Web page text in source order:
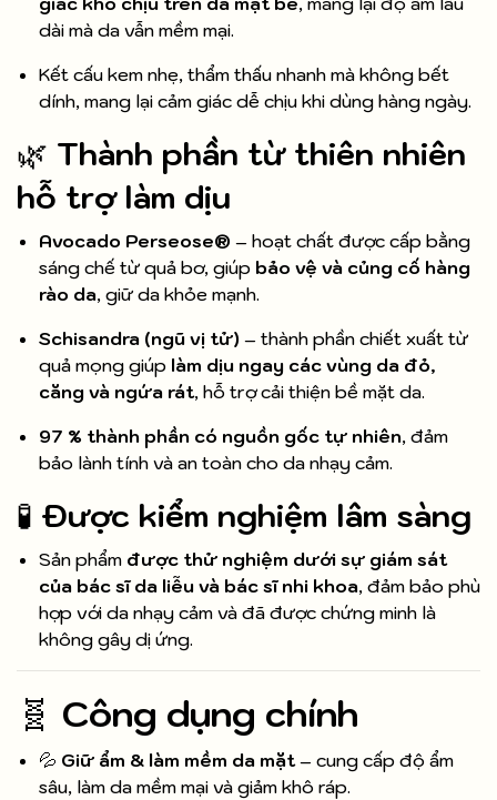
dài mà da vẫn mềm mại.
Kết cấu kem nhẹ, thẩm thấu nhanh mà không bết
dính, mang lại cảm giác dễ chịu khi dùng hàng ngày.
🌿 Thành phần từ thiên nhiên
hỗ trợ làm dịu
Avocado Perseose® – hoạt chất được cấp bằng
sáng chế từ quả bơ, giúp bảo vệ và củng cố hàng
rào da, giữ da khỏe mạnh.
Schisandra (ngũ vị tử) – thành phần chiết xuất từ
quả mọng giúp làm dịu ngay các vùng da đỏ,
căng và ngứa rát, hỗ trợ cải thiện bề mặt da.
97 % thành phần có nguồn gốc tự nhiên, đảm
bảo lành tính và an toàn cho da nhạy cảm.
🧪 Được kiểm nghiệm lâm sàng
Sản phẩm được thử nghiệm dưới sự giám sát
của bác sĩ da liễu và bác sĩ nhi khoa, đảm bảo phù
hợp với da nhạy cảm và đã được chứng minh là
không gây dị ứng.
🧬 Công dụng chính
💦 Giữ ẩm & làm mềm da mặt– cung cấp độ ẩm
sâu, làm da mềm mại và giảm khô ráp.